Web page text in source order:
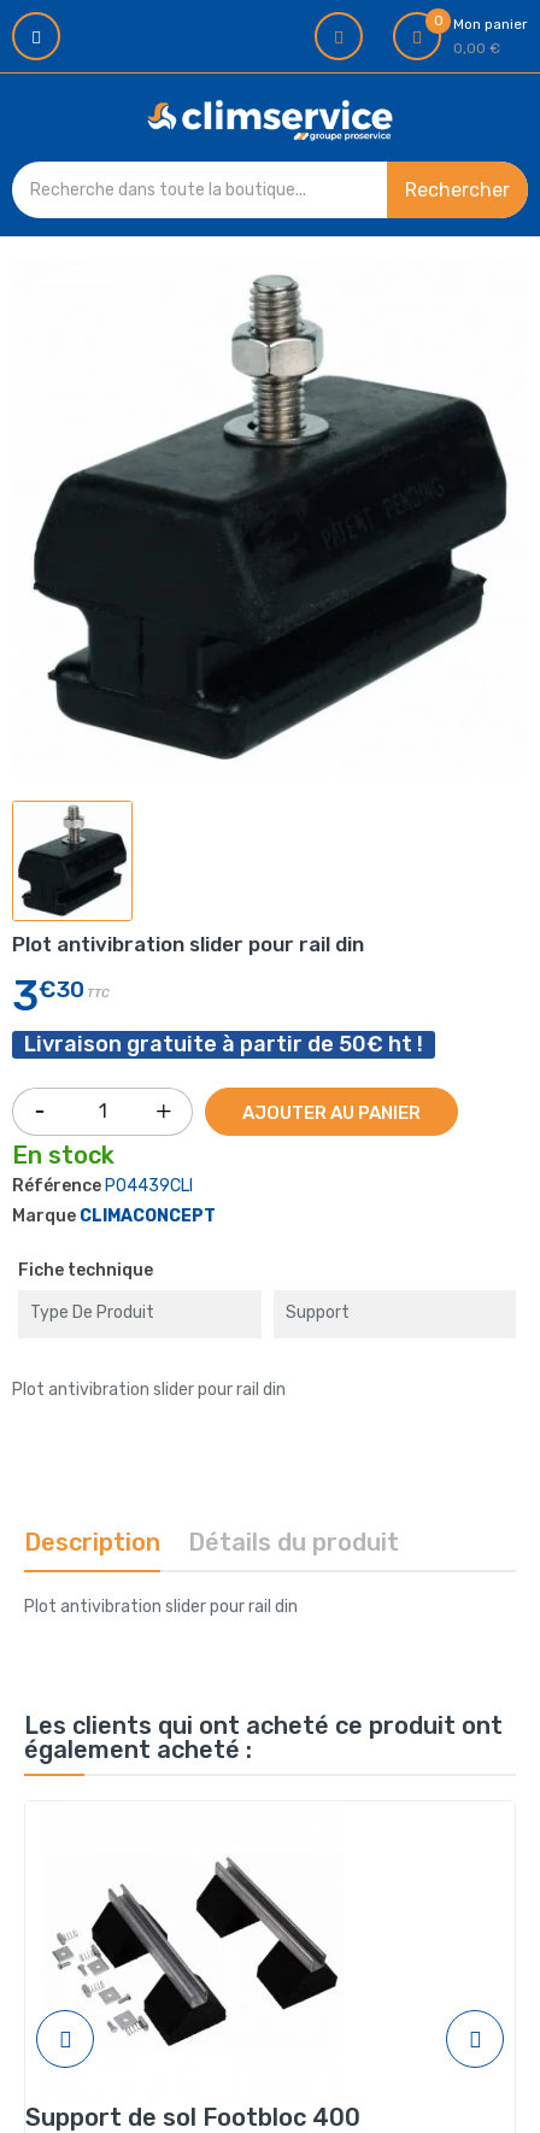
0
Mon panier
0,00 €
Rechercher
Plot antivibration slider pour rail din
3€30 TTC
Livraison gratuite à partir de 50€ ht !
AJOUTER AU PANIER
En stock
Référence P04439CLI
Marque CLIMACONCEPT
Fiche technique
Type De Produit Support
Plot antivibration slider pour rail din
Description Détails du produit
Plot antivibration slider pour rail din
Les clients qui ont acheté ce produit ont
également acheté :
Support de sol Footbloc 400